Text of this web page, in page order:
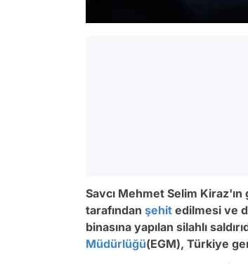
Savcı Mehmet Selim
tarafından şehit edilmesi ve
binasına yapılan silahlı
Müdürlüğü(EGM), Türkiye